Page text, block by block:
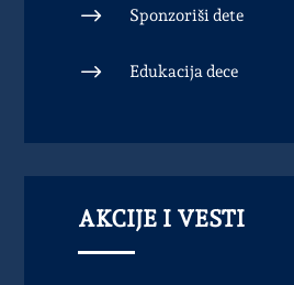
$ Sponzoriši dete
$ Edukacija dece
AKCIJE I VESTI